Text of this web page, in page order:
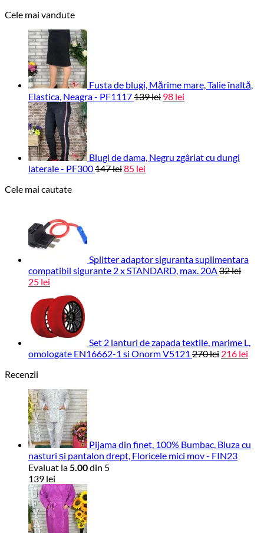
Cele mai vandute
Fusta de blugi, Mărime mare, Talie înaltă,
Elastica, Neagra - PF1117139lei Prețul
98 lei
Blugi de dama, Negru zgâriat cu dungi
laterale - PF300147leiPrețul
85 lei
Cele mai cautate
Splitter adaptor siguranta suplimentara
compatibil sigurante 2 x STANDARD, max. 20A32lei
Prețul
fost:
32 lei.
25 lei
curent
este:
25 lei.
Set 2 lanturi de zapada textile, marime L,
omologate EN16662-1 si Onorm V5121 270lei Prețul
216 lei
Recenzii
Pijama din finet, 100% Bumbac, Bluza cu
nasturi și pantalon drept, Floricele mici mov - FIN23
Evaluat la5.00din 5
139 lei